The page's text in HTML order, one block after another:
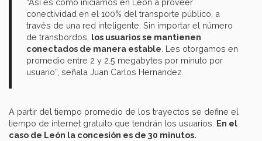
“Así es como iniciamos en León a proveer
conectividad en el 100% del transporte público, a
través de una red inteligente. Sin importar el número
de transbordos, los usuarios se mantienen
conectados de manera estable . Les otorgamos en
promedio entre 2 y 2.5 megabytes por minuto por
usuario”, señala Juan Carlos Hernández.
A partir del tiempo promedio de los trayectos se define el
tiempo de internet gratuito que tendrán los usuarios. En el
caso de León la concesión es de 30 minutos.